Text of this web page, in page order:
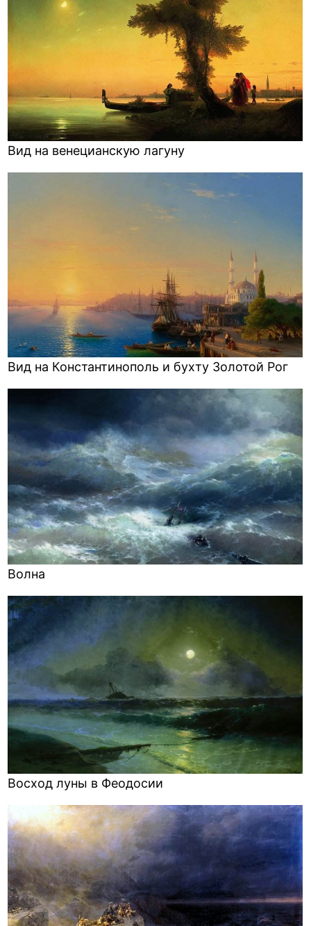
Вид на венецианскую лагуну
Вид на Константинополь и бухту Золотой Рог
Волна
Восход луны в Феодосии